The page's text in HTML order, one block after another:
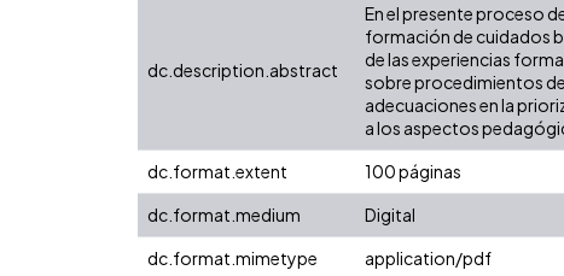
dc.description.abstract
En el presente proceso
formación de cuidados
de las experiencias
sobre procedimientos
adecuaciones en la
a los aspectos
dc.format.extent
100 páginas
dc.format.medium
Digital
dc.format.mimetype
application/pdf